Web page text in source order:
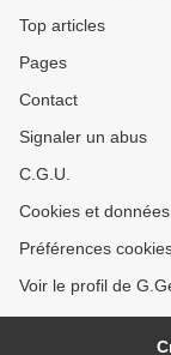
Top articles
Pages
Contact
Signaler un abus
C.G.U.
Cookies et
Préférences
Voir le profil de